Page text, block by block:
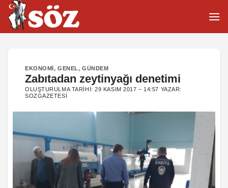
İçeriğe
atla
EKONOMI,GENEL, GÜNDEM
Zabıtadan zeytinyağı denetimi
OLUŞTURULMA TARIHI:29 KASIM 2017 – 14:57 YAZAR:
SOZGAZETESI